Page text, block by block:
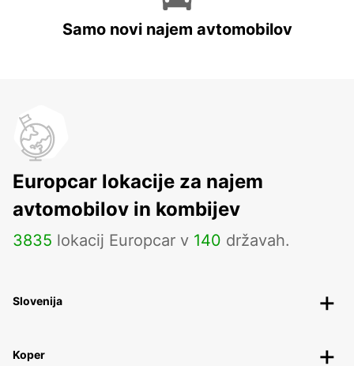
Samo novi najem avtomobilov
Europcar lokacije za najem
avtomobilov in kombijev
3835 lokacij Europcar v 140 državah.
Slovenija
Koper